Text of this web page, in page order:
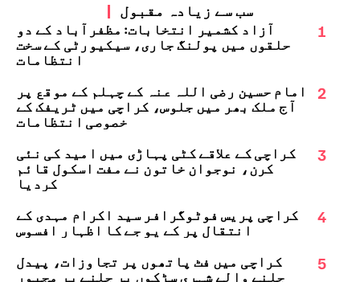
سب سے زیادہ مقبول
1
آزاد کشمیر انتخابات: مظفرآباد کے دو
حلقوں میں پولنگ جاری، سیکیورٹی کے سخت
انتظامات
2
امام حسین رضی اللہ عنہ کے چہلم کے موقع پر
آج ملک بھر میں جلوس، کراچی میں ٹریفک کے
خصوصی انتظامات
3
کراچی کے علاقے کٹی پہاڑی میں امید کی نئی
کرن، نوجوان خاتون نے مفت اسکول قائم
کردیا
4
کراچی پریس فوٹوگرافر سید اکرام مہدی کے
انتقال پر کے یو جے کا اظہارِ افسوس
5
کراچی میں فٹ پاتھوں پر تجاوزات، پیدل
چلنے والے شہری سڑکوں پر چلنے پر مجبور